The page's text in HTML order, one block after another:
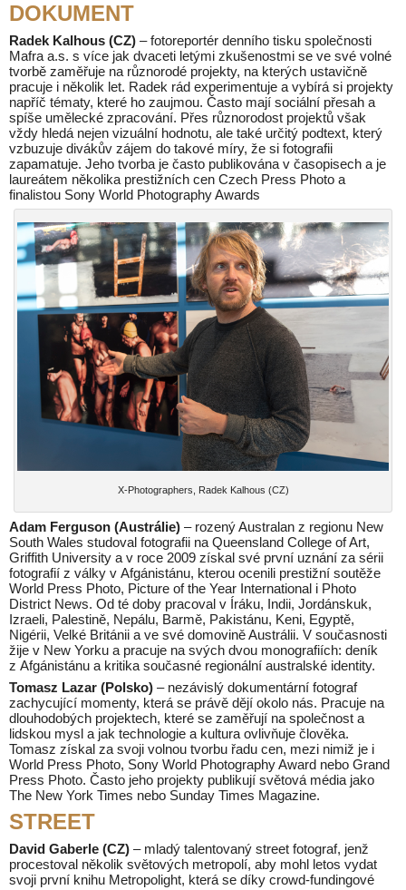
DOKUMENT
Radek Kalhous (CZ) – fotoreportér denního tisku společnosti
Mafra a.s. s více jak dvaceti letými zkušenostmi se ve své volné
tvorbě zaměřuje na různorodé projekty, na kterých ustavičně
pracuje i několik let. Radek rád experimentuje a vybírá si projekty
napříč tématy, které ho zaujmou. Často mají sociální přesah a
spíše umělecké zpracování. Přes různorodost projektů však
vždy hledá nejen vizuální hodnotu, ale také určitý podtext, který
vzbuzuje divákův zájem do takové míry, že si fotografii
zapamatuje. Jeho tvorba je často publikována v časopisech a je
laureátem několika prestižních cen Czech Press Photo a
finalistou Sony World Photography Awards
X-Photographers, Radek Kalhous (CZ)
Adam Ferguson (Austrálie) – rozený Australan z regionu New
South Wales studoval fotografii na Queensland College of Art,
Griffith University a v roce 2009 získal své první uznání za sérii
fotografií z války v Afgánistánu, kterou ocenili prestižní soutěže
World Press Photo, Picture of the Year International i Photo
District News. Od té doby pracoval v Íráku, Indii, Jordánskuk,
Izraeli, Palestině, Nepálu, Barmě, Pakistánu, Keni, Egyptě,
Nigérii, Velké Británii a ve své domovině Austrálii. V současnosti
žije v New Yorku a pracuje na svých dvou monografiích: deník
z Afgánistánu a kritika současné regionální australské identity.
Tomasz Lazar (Polsko) – nezávislý dokumentární fotograf
zachycující momenty, která se právě dějí okolo nás. Pracuje na
dlouhodobých projektech, které se zaměřují na společnost a
lidskou mysl a jak technologie a kultura ovlivňuje člověka.
Tomasz získal za svoji volnou tvorbu řadu cen, mezi nimiž je i
World Press Photo, Sony World Photography Award nebo Grand
Press Photo. Často jeho projekty publikují světová média jako
The New York Times nebo Sunday Times Magazine.
STREET
David Gaberle (CZ) – mladý talentovaný street fotograf, jenž
procestoval několik světových metropolí, aby mohl letos vydat
svoji první knihu Metropolight, která se díky crowd-fundingové